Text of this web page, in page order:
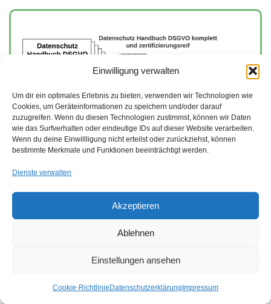
Einwilligung verwalten
Um dir ein optimales Erlebnis zu bieten, verwenden wir Technologien wie
Cookies, um Geräteinformationen zu speichern und/oder darauf
zuzugreifen. Wenn du diesen Technologien zustimmst, können wir Daten
wie das Surfverhalten oder eindeutige IDs auf dieser Website verarbeiten.
Wenn du deine Einwillligung nicht erteilst oder zurückziehst, können
bestimmte Merkmale und Funktionen beeinträchtigt werden.
Dienste verwalten
Akzeptieren
Ablehnen
Einstellungen ansehen
Cookie-Richtlinie Datenschutzerklärung Impressum
Datenschutz Handbuch DSGVO